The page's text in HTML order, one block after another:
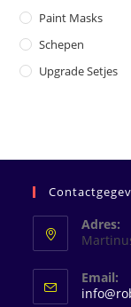
Paint Masks
Schepen
Upgrade Setjes
Adres:
Email: